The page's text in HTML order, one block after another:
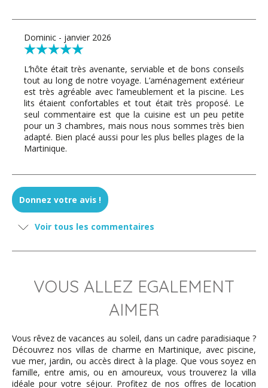
Dominic - janvier 2026
L’hôte était très avenante, serviable et de bons conseils
tout au long de notre voyage. L’aménagement extérieur
est très agréable avec l’ameublement et la piscine. Les
lits étaient confortables et tout était très proposé. Le
seul commentaire est que la cuisine est un peu petite
pour un 3 chambres, mais nous nous sommes très bien
adapté. Bien placé aussi pour les plus belles plages de la
Martinique.
DEAULMERIE - février 2025
Charmante villa très fonctionnelle et décorée avec
Nous venons de passer un très agréable séjour dans la
villa La cascade à Ste Anne en Martinique...comme à la
maison je dirais ! Décorée avec goût. Une salle de bain
par chambre a été bien appréciée par tous !
Donnez votre avis !
Voir tous les commentaires
VOUS ALLEZ EGALEMENT
AIMER
Vous rêvez de vacances au soleil, dans un cadre paradisiaque ?
Découvrez nos villas de charme en Martinique, avec piscine,
vue mer, jardin, ou accès direct à la plage. Que vous soyez en
famille, entre amis, ou en amoureux, vous trouverez la villa
idéale pour votre séjour. Profitez de nos offres de location